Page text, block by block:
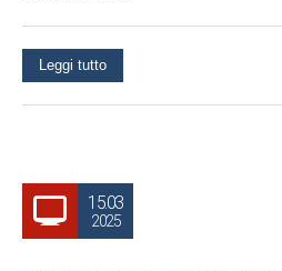
Leggi tutto
15.03
2025